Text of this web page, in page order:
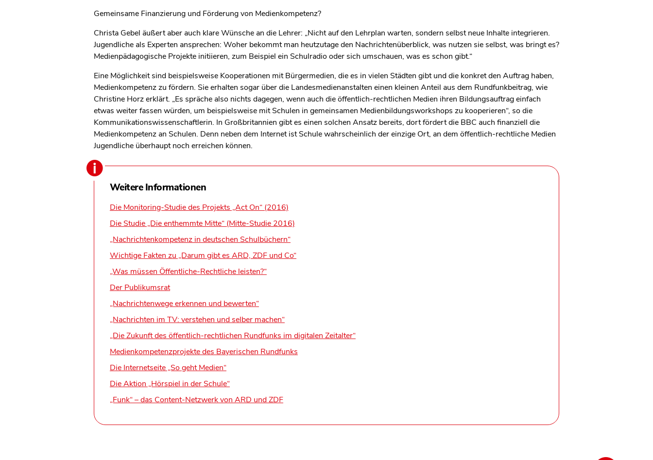
Gemeinsame Finanzierung und Förderung von Medienkompetenz?
Christa Gebel äußert aber auch klare Wünsche an die Lehrer: „Nicht auf den Lehrplan warten, sondern selbst neue Inhalte integrieren.
Jugendliche als Experten ansprechen: Woher bekommt man heutzutage den Nachrichtenüberblick, was nutzen sie selbst, was bringt es?
Medienpädagogische Projekte initiieren, zum Beispiel ein Schulradio oder sich umschauen, was es schon gibt.“
Eine Möglichkeit sind beispielsweise Kooperationen mit Bürgermedien, die es in vielen Städten gibt und die konkret den Auftrag haben,
Medienkompetenz zu fördern. Sie erhalten sogar über die Landesmedienanstalten einen kleinen Anteil aus dem Rundfunkbeitrag, wie
Christine Horz erklärt. „Es spräche also nichts dagegen, wenn auch die öffentlich-rechtlichen Medien ihren Bildungsauftrag einfach
etwas weiter fassen würden, um beispielsweise mit Schulen in gemeinsamen Medienbildungsworkshops zu kooperieren“, so die
Kommunikationswissenschaftlerin. In Großbritannien gibt es einen solchen Ansatz bereits, dort fördert die BBC auch finanziell die
Medienkompetenz an Schulen. Denn neben dem Internet ist Schule wahrscheinlich der einzige Ort, an dem öffentlich-rechtliche Medien
Jugendliche überhaupt noch erreichen können.
Weitere Informationen
Die Monitoring-Studie des Projekts „Act On“ (2016)
Die Studie „Die enthemmte Mitte“ (Mitte-Studie 2016)
„Nachrichtenkompetenz in deutschen Schulbüchern“
Wichtige Fakten zu „Darum gibt es ARD, ZDF und Co“
„Was müssen Öffentliche-Rechtliche leisten?“
Der Publikumsrat
„Nachrichtenwege erkennen und bewerten“
„Nachrichten im TV: verstehen und selber machen“
„Die Zukunft des öffentlich-rechtlichen Rundfunks im digitalen Zeitalter“
Medienkompetenzprojekte des Bayerischen Rundfunks
Die Internetseite „So geht Medien“
Die Aktion „Hörspiel in der Schule“
„Funk“ – das Content-Netzwerk von ARD und ZDF